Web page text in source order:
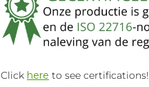
Click here to see certifications!